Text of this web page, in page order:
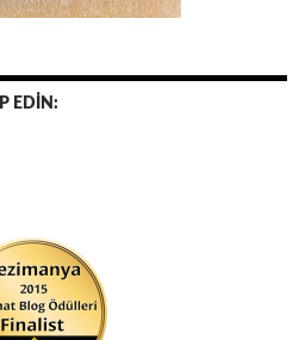
EDİN: